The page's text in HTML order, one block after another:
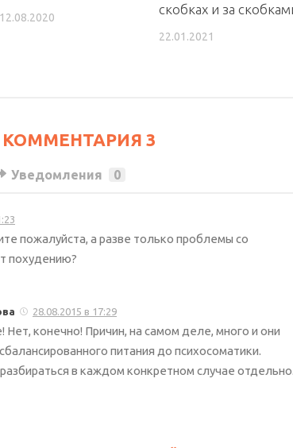
12.08.2020
скобках и за
22.01.2021
КОММЕНТАРИЯ 3
Уведомления 0
пожалуйста, а разве только проблемы со
похудению?
28.08.2015 в 17:29
Нет, конечно! Причин, на самом деле, много и они
питания до психосоматики.
в каждом конкретном случае отдельно.